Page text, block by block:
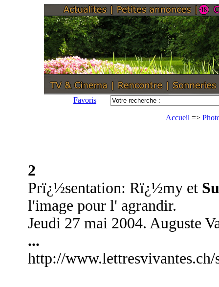
Favoris
Accueil =>
2
Prï¿½sentation: Rï¿½my et
l'image pour l' agrandir.
Jeudi 27 mai 2004. Auguste
...
http://